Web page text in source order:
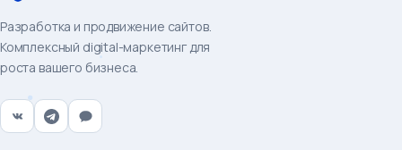
Разработка и продвижение сайтов.
Комплексный digital-маркетинг для
роста вашего бизнеса.